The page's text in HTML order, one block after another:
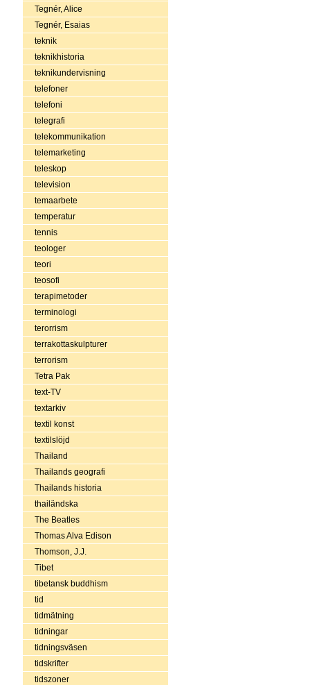
Tegnér, Alice
Tegnér, Esaias
teknik
teknikhistoria
teknikundervisning
telefoner
telefoni
telegrafi
telekommunikation
telemarketing
teleskop
television
temaarbete
temperatur
tennis
teologer
teori
teosofi
terapimetoder
terminologi
terorrism
terrakottaskulpturer
terrorism
Tetra Pak
text-TV
textarkiv
textil konst
textilslöjd
Thailand
Thailands geografi
Thailands historia
thailändska
The Beatles
Thomas Alva Edison
Thomson, J.J.
Tibet
tibetansk buddhism
tid
tidmätning
tidningar
tidningsväsen
tidskrifter
tidszoner